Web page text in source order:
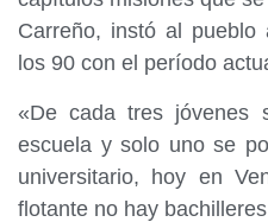
Carreño, instó al
los 90 con el período
«De cada tres jóvenes
escuela y solo uno se
universitario, hoy en
flotante no hay